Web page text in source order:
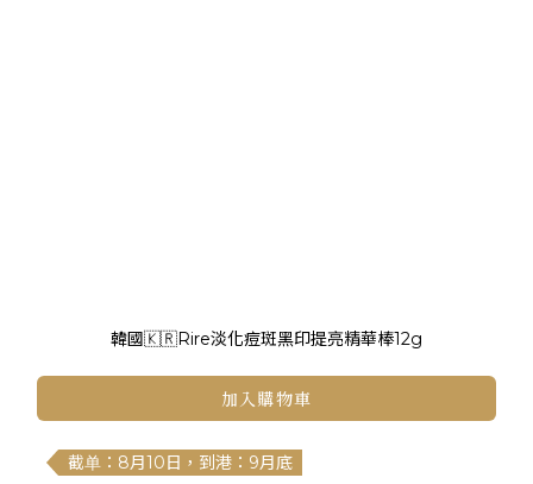
韓國🇰🇷Rire淡化痘斑黑印提亮精華棒12g
加入購物車
截单：8月10日，到港：9月底